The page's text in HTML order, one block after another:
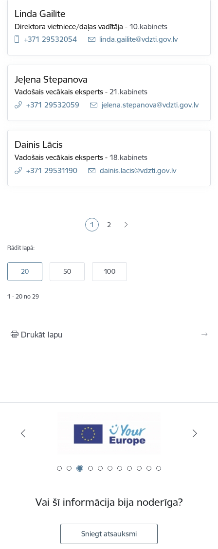
Linda Gailīte
Direktora vietniece/daļas vadītāja -10.kabinets
+371 29532054
E-pasts:
linda.gailite@vdzti.gov.lv
Jeļena Stepanova
Vadošais vecākais eksperts -21.kabinets
+371 29532059
E-pasts:
jelena.stepanova@vdzti.gov.lv
Dainis Lācis
Vadošais vecākais eksperts -18.kabinets
+371 29531190
E-pasts:
dainis.lacis@vdzti.gov.lv
Pašreizējā lapa
1 Lapa
2
Rādīt lapā:
1 - 20 no 29
Drukāt lapu
Vai šī informācija bija noderīga?
Sniegt atsauksmi